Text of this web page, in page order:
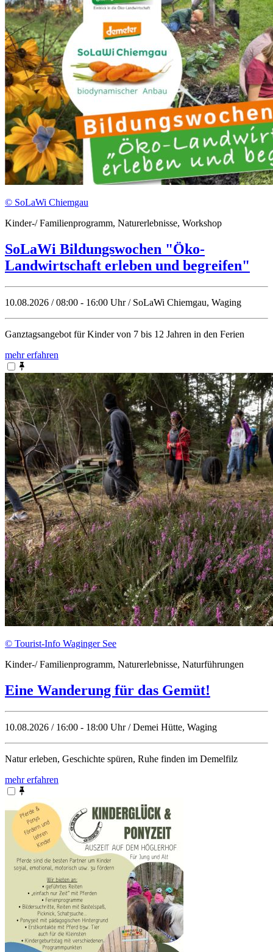
© SoLaWi Chiemgau
Kinder-/ Familienprogramm, Naturerlebnisse, Workshop
SoLaWi Bildungswochen "Öko-
Landwirtschaft erleben und begreifen"
10.08.2026 / 08:00 - 16:00 Uhr / SoLaWi Chiemgau, Waging
Ganztagsangebot für Kinder von 7 bis 12 Jahren in den Ferien
mehr erfahren
© Tourist-Info Waginger See
Kinder-/ Familienprogramm, Naturerlebnisse, Naturführungen
Eine Wanderung für das Gemüt!
10.08.2026 / 16:00 - 18:00 Uhr / Demei Hütte, Waging
Natur erleben, Geschichte spüren, Ruhe finden im Demelfilz
mehr erfahren